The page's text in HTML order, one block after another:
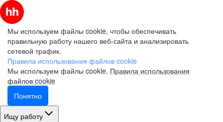
Мы используем файлы cookie, чтобы обеспечивать
правильную работу нашего веб-сайта и анализировать
сетевой трафик.
Правила использования файлов cookie
Мы используем файлы cookie. Правила использования
файлов cookie
Понятно
Ищу работу